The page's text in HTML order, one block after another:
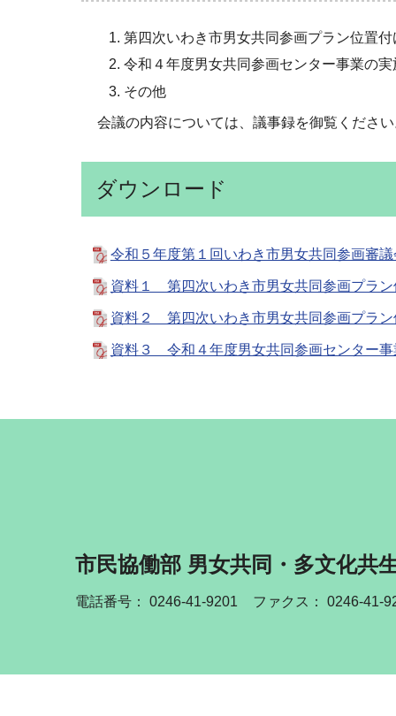
第四次いわき市男女共同参画プラン位置
令和４年度男女共同参画センター事業の
その他
会議の内容については、議事録を御覧くださ
ダウンロード
令和５年度第１回いわき市男女共同参画審
資料１ 第四次いわき市男女共同参画プラ
資料２ 第四次いわき市男女共同参画プラ
資料３ 令和４年度男女共同参画センター
市民協働部 男女共同・多文化共
電話番号： 0246-41-9201 ファクス： 0246-41-